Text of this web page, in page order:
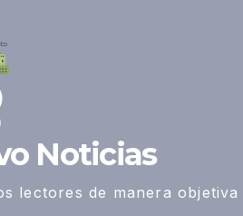
Noticias
lectores de manera objetiva